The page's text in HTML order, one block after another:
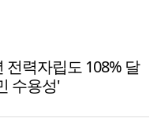
전력자립도 108% 달
수용성'